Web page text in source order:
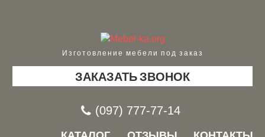
Изготовление мебели под заказ
ЗАКАЗАТЬ ЗВОНОК
(097) 777-77-14